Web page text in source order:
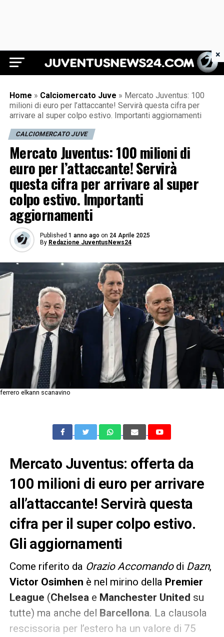
Juventus News 24
Home » Calciomercato Juve » Mercato Juventus: 100
milioni di euro per l’attaccante! Servirà questa cifra per
arrivare al super colpo estivo. Importanti aggiornamenti
CALCIOMERCATO JUVE
Mercato Juventus: 100 milioni di
euro per l’attaccante! Servirà
questa cifra per arrivare al super
colpo estivo. Importanti
aggiornamenti
Published 1 anno ago on 24 Aprile 2025
By Redazione JuventusNews24
ferrero elkann scanavino
Mercato Juventus: offerta da
100 milioni di euro per arrivare
all’attaccante! Servirà questa
cifra per il super colpo estivo.
Gli aggiornamenti
Come riferito da Orazio Accomandodi Dazn,
Victor Osimhen è nel mirino della Premier
League (Chelsea e Manchester United su
tutte) ma anche del Barcellona. La clausola
rescissoria per l’estero ha un valore di 75
×